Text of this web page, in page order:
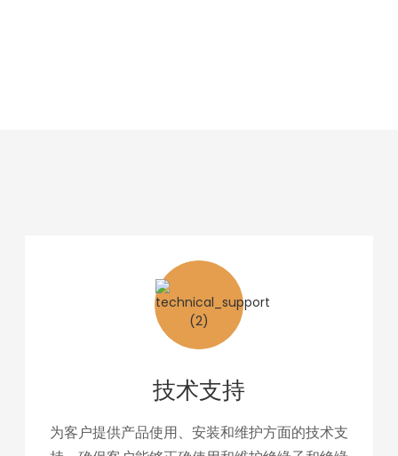
技术支持
为客户提供产品使用、安装和维护方面的技术支